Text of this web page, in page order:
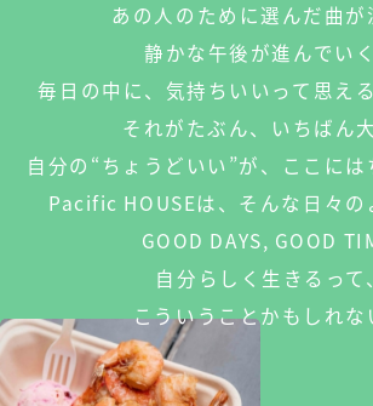
あの人のために選んだ曲が
静かな午後が進んでいく
毎日の中に、気持ちいいって思え
それがたぶん、いちばん大
自分の“ちょうどいい”が、ここには
Pacific HOUSEは、そんな日々の
GOOD DAYS, GOOD
自分らしく生きるって、
こういうことかもしれな